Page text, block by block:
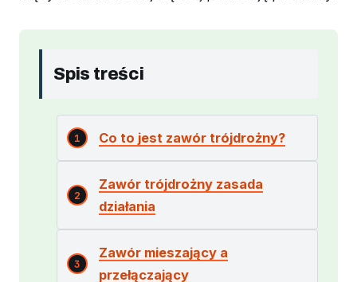
Spis treści
Co to jest zawór trójdrożny?
Zawór trójdrożny zasada
działania
Zawór mieszający a
przełączający